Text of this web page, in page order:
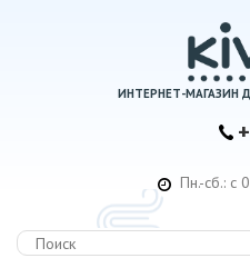
ИНТЕРНЕТ-МАГАЗИН
Пн.-сб.: с